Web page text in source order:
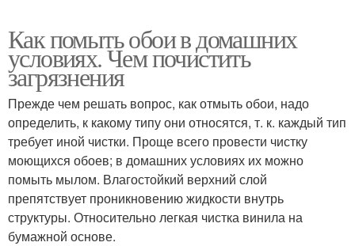
Как помыть обои в домашних
условиях. Чем почистить
загрязнения
Прежде чем решать вопрос, как отмыть обои, надо
определить, к какому типу они относятся, т. к. каждый тип
требует иной чистки. Проще всего провести чистку
моющихся обоев; в домашних условиях их можно
помыть мылом. Влагостойкий верхний слой
препятствует проникновению жидкости внутрь
структуры. Относительно легкая чистка винила на
бумажной основе.